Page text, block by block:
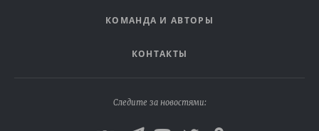
КОМАНДА И АВТОРЫ
КОНТАКТЫ
Следите за новостями: